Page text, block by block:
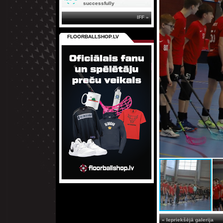
« Iepriekšējā galerija
successfully
IFF »
FLOORBALLSHOP.LV